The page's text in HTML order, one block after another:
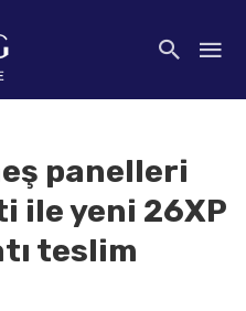
panelleri
ile yeni 26XP
teslim